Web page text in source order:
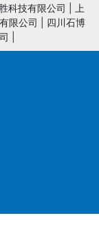
科技有限公司
上
限公司
四川石博